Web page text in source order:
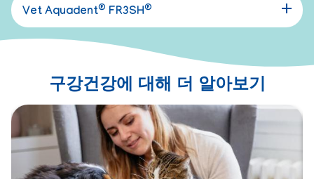
Vet Aquadent® FR3SH®
구강건강에 대해 더 알아보기